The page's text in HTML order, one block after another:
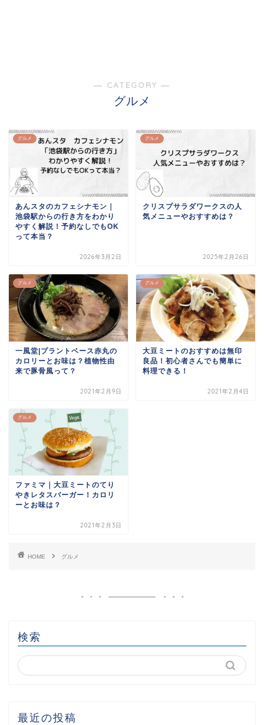
― CATEGORY ―
グルメ
グルメ
あんスタのカフェシナモン｜
池袋駅からの行き方をわかり
やすく解説！予約なしでもOK
って本当？
2026年3月2日
グルメ
クリスプサラダワークスの人
気メニューやおすすめは？
2025年2月26日
グルメ
一風堂|プラントベース赤丸の
カロリーとお味は？植物性由
来で豚骨風って？
2021年2月9日
グルメ
大豆ミートのおすすめは無印
良品！初心者さんでも簡単に
料理できる！
2021年2月4日
グルメ
ファミマ｜大豆ミートのてり
やきレタスバーガー！カロリ
ーとお味は？
2021年2月3日
HOME グルメ
検索
最近の投稿